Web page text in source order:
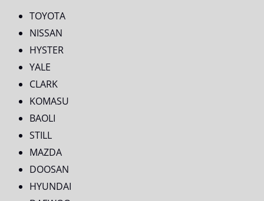
TOYOTA
NISSAN
HYSTER
YALE
CLARK
KOMASU
BAOLI
STILL
MAZDA
DOOSAN
HYUNDAI